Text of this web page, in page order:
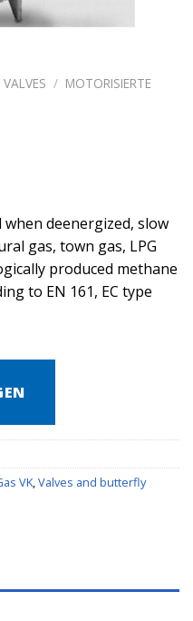
/ MOTORISIERTE
deenergized, slow
gas, town gas, LPG
produced methane
to EN 161, EC type
VK,Valves and butterfly